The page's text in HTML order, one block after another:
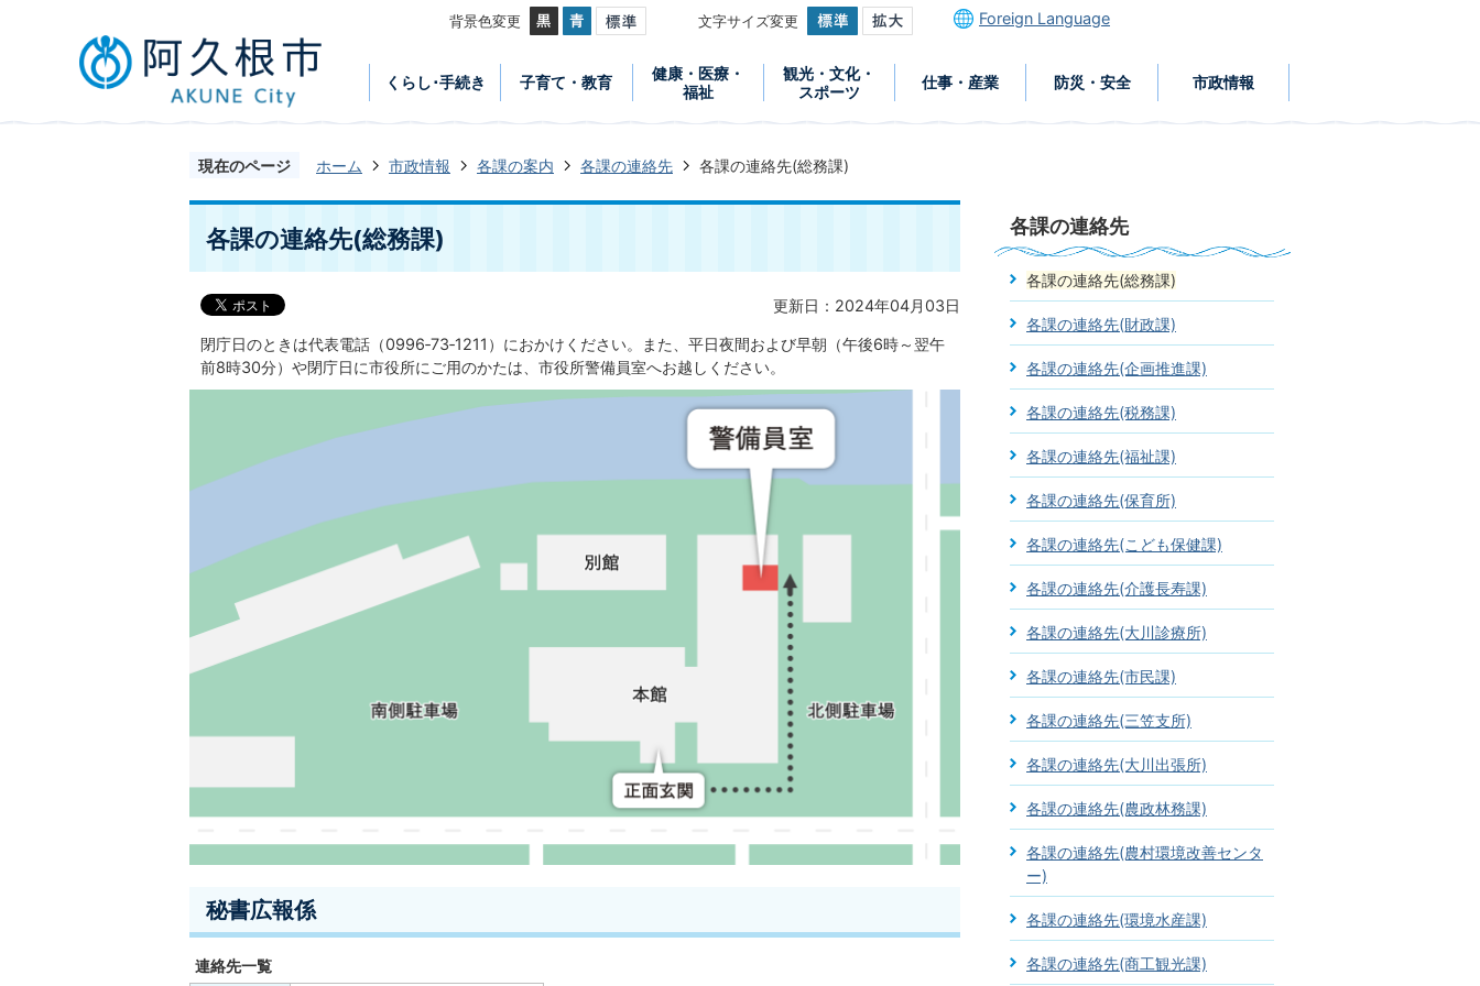
背景色変更 文字サイズ変更 Foreign Language
くらし･手続き 子育て・教育
健康・医療・
福祉
観光・文化・
スポーツ
仕事・産業 防災・安全 市政情報
現在のページ ホーム 市政情報 各課の案内 各課の連絡先 各課の連絡先(総務課)
各課の連絡先(総務課)
更新日：2024年04月03日
閉庁日のときは代表電話（0996‐73‐1211）におかけください。また、平日夜間および早朝（午後6時～翌午
前8時30分）や閉庁日に市役所にご用のかたは、市役所警備員室へお越しください。
秘書広報係
連絡先一覧
各課の連絡先
各課の連絡先(総務課)
各課の連絡先(財政課)
各課の連絡先(企画推進課)
各課の連絡先(税務課)
各課の連絡先(福祉課)
各課の連絡先(保育所)
各課の連絡先(こども保健課)
各課の連絡先(介護長寿課)
各課の連絡先(大川診療所)
各課の連絡先(市民課)
各課の連絡先(三笠支所)
各課の連絡先(大川出張所)
各課の連絡先(農政林務課)
各課の連絡先(農村環境改善センタ
ー)
各課の連絡先(環境水産課)
各課の連絡先(商工観光課)